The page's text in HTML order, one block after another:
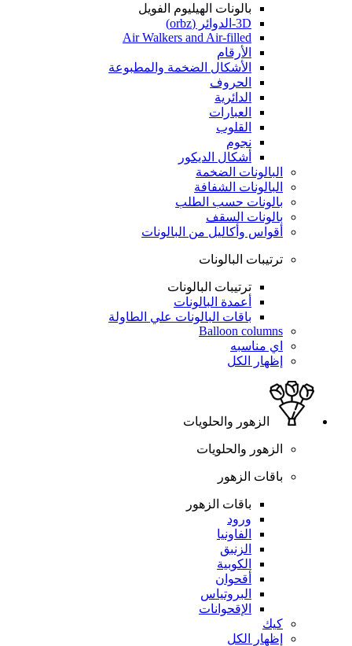
بالونات الهيليوم الفويل
3D-الدوائر (orbz)
Air Walkers and Air-filled
الأرقام
الأشكال الضخمة والمطبوعة
الحروف
الدائرية
العبارات
القلوب
نجوم
أشكال الديكور
البالونات الضخمة
البالونات الشفافة
بالونات حسب الطلب
بالونات السقف
أقواس وأكاليل من البالونات
ترتيبات البالونات
ترتيبات البالونات
أعمدة البالونات
باقات البالونات علي الطاولة
Balloon columns
اي مناسبه
إظهار الكل
الزهور والحلويات
الزهور والحلويات
باقات الزهور
باقات الزهور
ورود
الفاونيا
الزنبق
الكوبية
أقحوان
البروتياس
الإقحوانات
كيك
إظهار الكل